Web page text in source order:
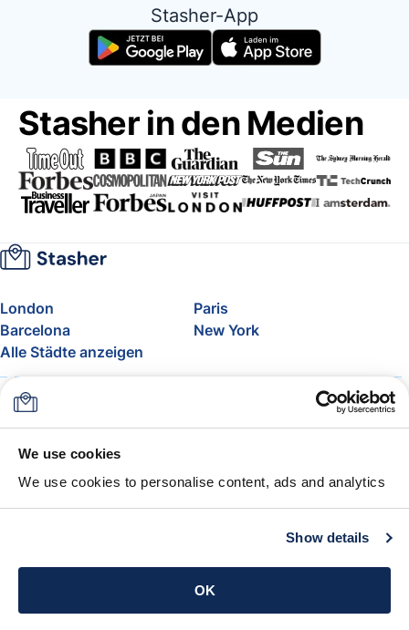
We use cookies
We use cookies to personalise content, ads and analytics
Show details
OK
Stasher-App
Stasher in den Medien
London
Paris
Barcelona
New York
Alle Städte anzeigen
Über uns
FAQ
Support
Blog
Freigepäck bei Airlines
Die Stasher-Garantie
AGB
App holen